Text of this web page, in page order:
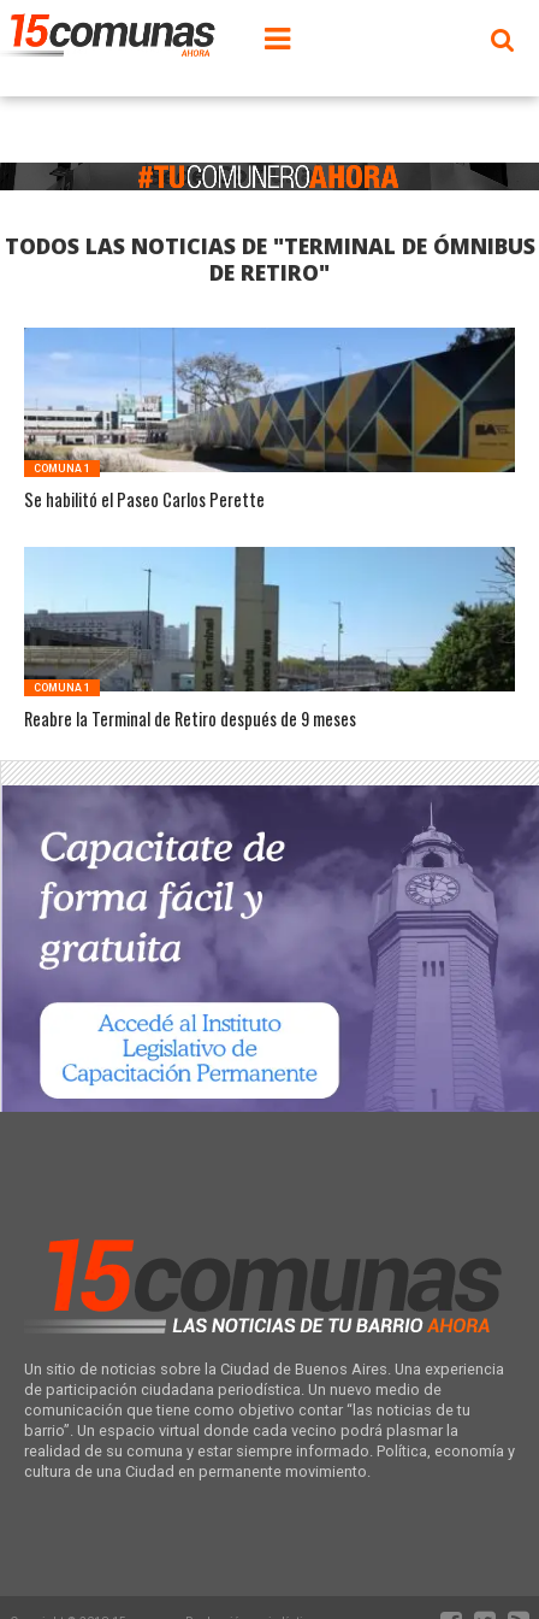
TODOS LAS NOTICIAS DE "TERMINAL DE ÓMNIBUS
DE RETIRO"
COMUNA 1
Se habilitó el Paseo Carlos Perette
COMUNA 1
Reabre la Terminal de Retiro después de 9 meses
Un sitio de noticias sobre la Ciudad de Buenos Aires. Una experiencia
de participación ciudadana periodística. Un nuevo medio de
comunicación que tiene como objetivo contar “las noticias de tu
barrio”. Un espacio virtual donde cada vecino podrá plasmar la
realidad de su comuna y estar siempre informado. Política, economía y
cultura de una Ciudad en permanente movimiento.